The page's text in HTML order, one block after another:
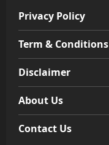
Privacy Policy
Term & Conditions
Disclaimer
About Us
Contact Us